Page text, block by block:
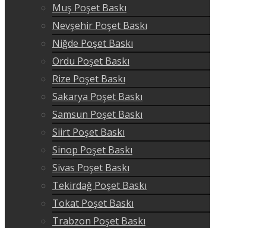
Muş Poşet Baskı
Nevşehir Poşet Baskı
Niğde Poşet Baskı
Ordu Poşet Baskı
Rize Poşet Baskı
Sakarya Poşet Baskı
Samsun Poşet Baskı
Siirt Poşet Baskı
Sinop Poşet Baskı
Sivas Poşet Baskı
Tekirdağ Poşet Baskı
Tokat Poşet Baskı
Trabzon Poşet Baskı